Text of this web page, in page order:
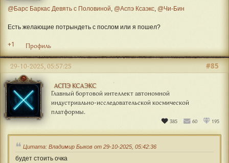
@Барс Баркас Девять с Половиной, @Аспэ Ксаэкс, @Чи-Бин
Есть желающие потрындеть с послом или я пошел?
+1 Профиль
АСПЭ КСАЭКС
Главный бортовой интеллект автономной
индустриально-исследовательской космической
платформы.
385 60 195
#85
29-10-2025, 05:57:25
Цитата: Владимир Быков от 29-10-2025, 05:42:36
будет стоить очка